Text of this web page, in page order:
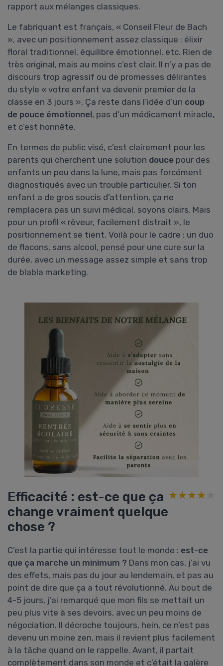
rapport aux mélanges classiques.
Le fabriquant est français, « Conseil Fleur de Bach
», avec un positionnement assez classique : élixir
floral traditionnel, équilibre émotionnel, etc. Rien de
très original, mais au moins c’est clair. Il n’y a pas de
discours trop agressif ou de promesses délirantes
du style « votre enfant va devenir premier de la
classe en 3 jours ». Ça reste dans l’idée d’un coup
de pouce émotionnel, pas d’un médicament miracle,
et c’est honnête.
En termes de public visé, c’est clairement pour les
parents qui cherchent une solution douce pour des
enfants un peu dans la lune, mais pas forcément
diagnostiqués avec un trouble particulier. Si ton
enfant a de gros soucis d’attention, ça ne
remplacera pas un suivi médical, soyons clairs. Mais
pour un profil « rêveur, facilement distrait », le
positionnement se tient. Voilà pour le cadre : un duo
de flacons, sans alcool, pensé pour une cure sur la
durée, avec un message assez simple et sans trop
de blabla marketing.
Efficacité : est-ce que ça
change vraiment quelque
chose ?
★★★★★
★★★★★
C’est la partie qui intéresse tout le monde : est-ce
que ça marche un minimum ? Dans mon cas, j’ai vu
des effets, mais pas du jour au lendemain, et pas au
point de dire que ça a tout révolutionné. Au bout de
4-5 jours, j’ai remarqué que mon fils se mettait un
peu plus vite à ses devoirs, avec un peu moins de
négociation. Il décroche toujours, hein, ce n’est pas
devenu un moine zen, mais il revient plus facilement
à la tâche quand on le rappelle. Avant, il partait
complètement dans son monde et c’était la galère